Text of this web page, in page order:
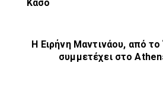
Κάσο
Η Ειρήνη Μαντινάου, από
συμμετέχει στο